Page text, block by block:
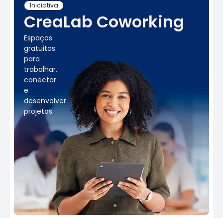
Iniciativa
CreaLab Coworking
Espaços
gratuitos
para
trabalhar,
conectar
e
desenvolver
projetos.